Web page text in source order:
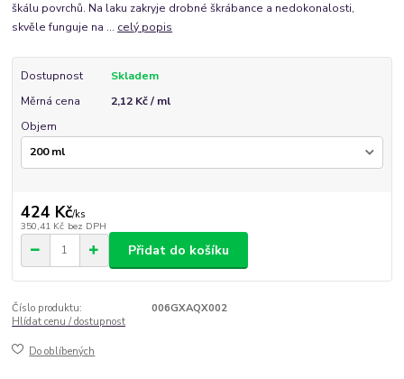
škálu povrchů. Na laku zakryje drobné škrábance a nedokonalosti,
skvěle funguje na ... celý popis
Dostupnost
Skladem
Měrná cena
2,12 Kč / ml
Objem
424 Kč/ks
350,41 Kč bez DPH
Přidat do košíku
Číslo produktu:
006GXAQX002
Hlídat cenu / dostupnost
Do oblíbených